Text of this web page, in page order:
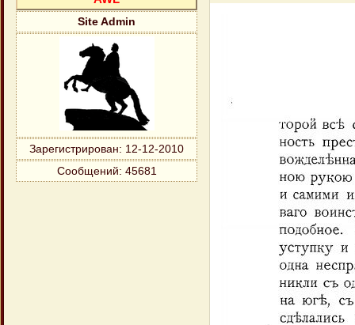
Site Admin
Зарегистрирован: 12-12-2010
Сообщений: 45681